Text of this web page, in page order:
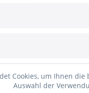
Cookies, um Ihnen
Auswahl der